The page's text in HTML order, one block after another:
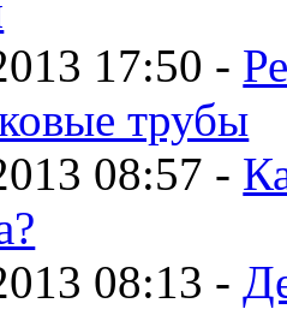
17:50 -
трубы
08:57 -
08:13 -